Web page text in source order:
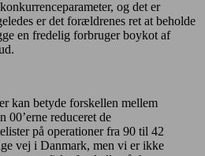
og det er
er det forældrenes ret at beholde
en fredelig forbruger boykot af
kan betyde forskellen mellem
00’erne reduceret de
på operationer fra 90 til 42
vej i Danmark, men vi er ikke